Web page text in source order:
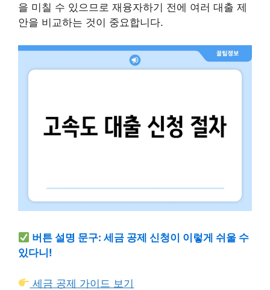
을 미칠 수 있으므로 재융자하기 전에 여러 대출 제
안을 비교하는 것이 중요합니다.
버튼 설명 문구: 세금 공제 신청이 이렇게 쉬울 수
있다니!
세금 공제 가이드 보기